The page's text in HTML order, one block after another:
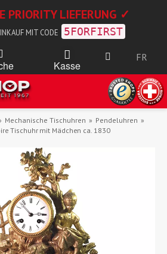
PRIORITY LIEFERUNG ✓
MIT CODE 5FORFIRST
Kasse
FR
Mechanische Tischuhren
Pendeluhren
Tischuhr mit Mädchen ca. 1830